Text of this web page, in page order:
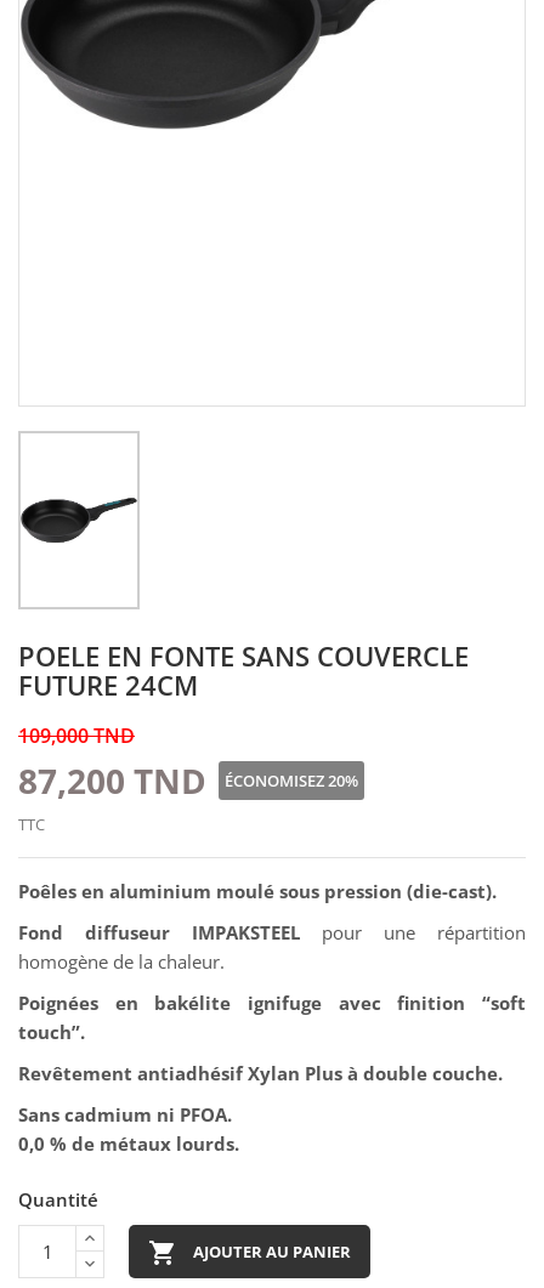
POELE EN FONTE SANS COUVERCLE
FUTURE 24CM
109,000 TND
87,200 TND
ÉCONOMISEZ 20%
TTC
Poêles en aluminium moulé sous pression (die-cast).
Fond diffuseur IMPAKSTEEL pour une répartition
homogène de la chaleur.
Poignées en bakélite ignifuge avec finition “soft
touch”.
Revêtement antiadhésif Xylan Plus à double couche.
Sans cadmium ni PFOA.
0,0 % de métaux lourds.
Quantité
 AJOUTER AU PANIER